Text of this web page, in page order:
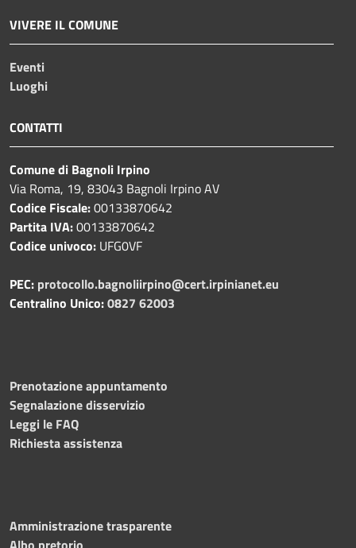
VIVERE IL COMUNE
Eventi
Luoghi
CONTATTI
Comune di Bagnoli Irpino
Via Roma, 19, 83043 Bagnoli Irpino AV
Codice Fiscale:00133870642
Partita IVA:00133870642
Codice univoco: UFG0VF
PEC: protocollo.bagnoliirpino@cert.irpinianet.eu
Centralino Unico:0827 62003
Prenotazione appuntamento
Segnalazione disservizio
Leggi le FAQ
Richiesta assistenza
Amministrazione trasparente